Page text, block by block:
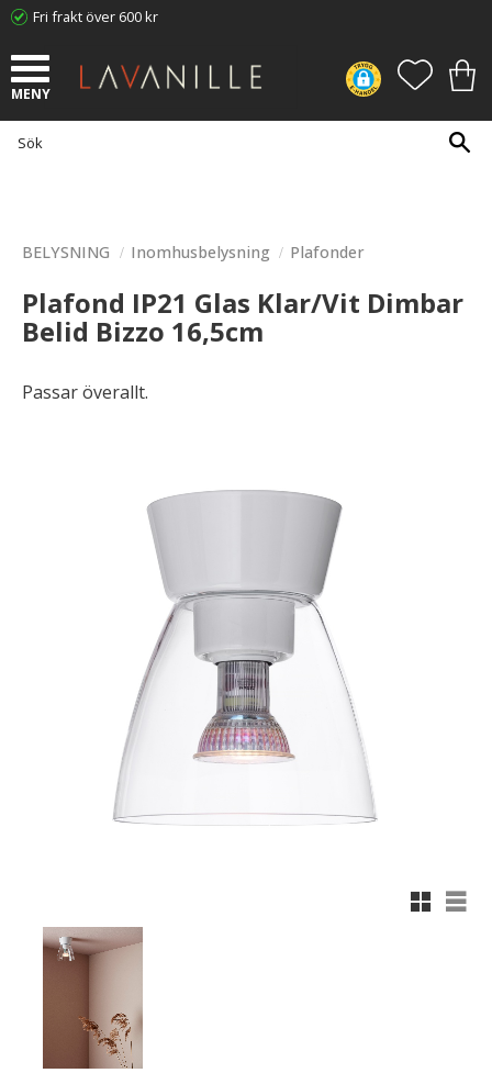
Fri frakt över 600 kr
BELYSNING Inomhusbelysning Plafonder
Plafond IP21 Glas Klar/Vit Dimbar
Belid Bizzo 16,5cm
Passar överallt.